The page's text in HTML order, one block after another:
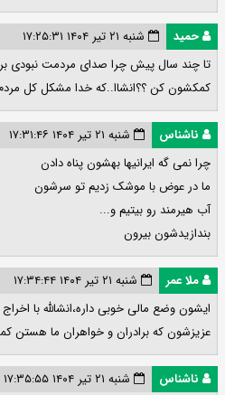
حمید
شنبه ۲۱ تیر ۱۴۰۴ ۱۷:۲۵:۳۱
تا چند سال پیش چرا صدای مردمت نبودی
کمکشون کن ؟؟انشاا..که خدا مشکل کل
ناشناس
شنبه ۲۱ تیر ۱۴۰۴ ۱۷:۳۱:۴۶
چرا نمی گه ایرانیها بهشون پناه دادن
ما در عوض با موشک زدیم تو سرشون
آب هیرمند رو بیتیم و...
بندازیدشون بیرون
ملا عمر
شنبه ۲۱ تیر ۱۴۰۴ ۱۷:۳۴:۴۴
ایشون وضع مالی خوبی داره،انشالله با
عزیزشون که برادران و خواهران ما هستن
ناشناس
شنبه ۲۱ تیر ۱۴۰۴ ۱۷:۳۵:۵۵